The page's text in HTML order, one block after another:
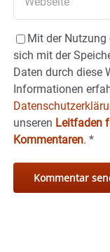
Mit der Nutzung
sich mit der
Daten durch diese
Informationen
unseren Leitfaden
Kommentaren. *